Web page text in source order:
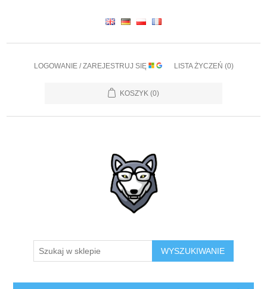
LOGOWANIE / ZAREJESTRUJ SIĘ LISTA ŻYCZEŃ (0)
KOSZYK (0)
WYSZUKIWANIE